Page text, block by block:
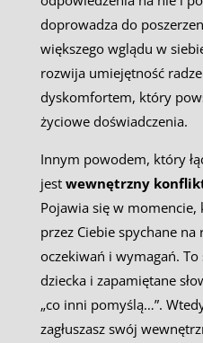
doprowadza do
większego wglądu w
rozwija umiejętność
dyskomfortem, który
życiowe doświadczenia.
Innym powodem, który
jest wewnętrzny
Pojawia się w
przez Ciebie spychane na
oczekiwań i wymagań. To
dziecka i zapamiętane
„co inni pomyślą…”.
zagłuszasz swój